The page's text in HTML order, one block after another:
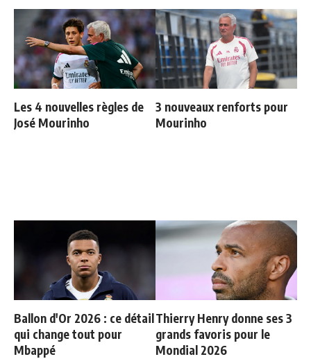
Les 4 nouvelles règles de
José Mourinho
3 nouveaux renforts pour
Mourinho
Ballon d'Or 2026 : ce détail
qui change tout pour
Mbappé
Thierry Henry donne ses 3
grands favoris pour le
Mondial 2026